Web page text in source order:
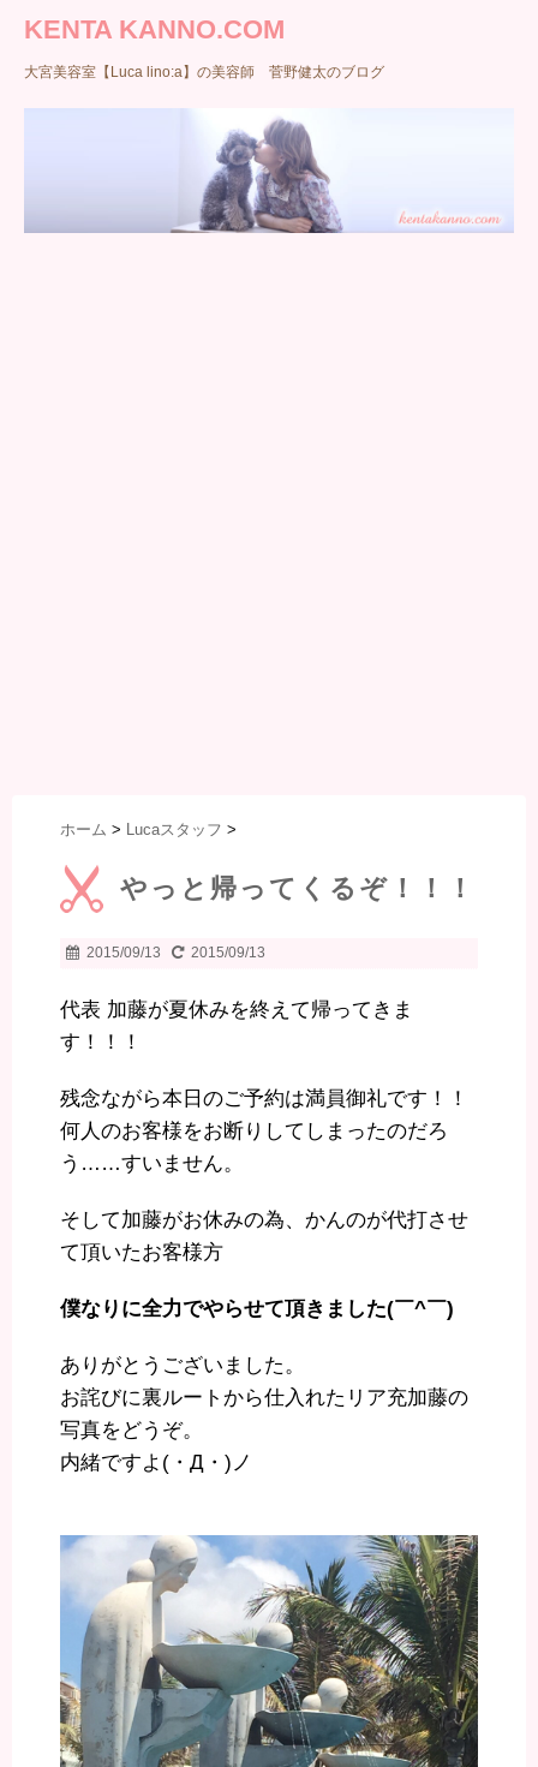
KENTA KANNO.COM
大宮美容室【Luca lino:a】の美容師 菅野健太のブログ
ホーム > Lucaスタッフ >
やっと帰ってくるぞ！！！
2015/09/13 2015/09/13
代表 加藤が夏休みを終えて帰ってきま
す！！！
残念ながら本日のご予約は満員御礼です！！
何人のお客様をお断りしてしまったのだろ
う……すいません。
そして加藤がお休みの為、かんのが代打させ
て頂いたお客様方
僕なりに全力でやらせて頂きました(￣^￣)ゞ
ありがとうございました。
お詫びに裏ルートから仕入れたリア充加藤の
写真をどうぞ。
内緒ですよ(・Д・)ノ